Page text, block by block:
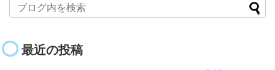
最近の投稿